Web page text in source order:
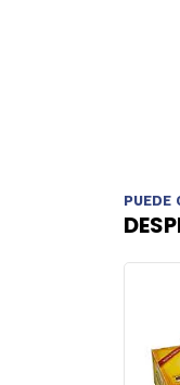
PUEDE